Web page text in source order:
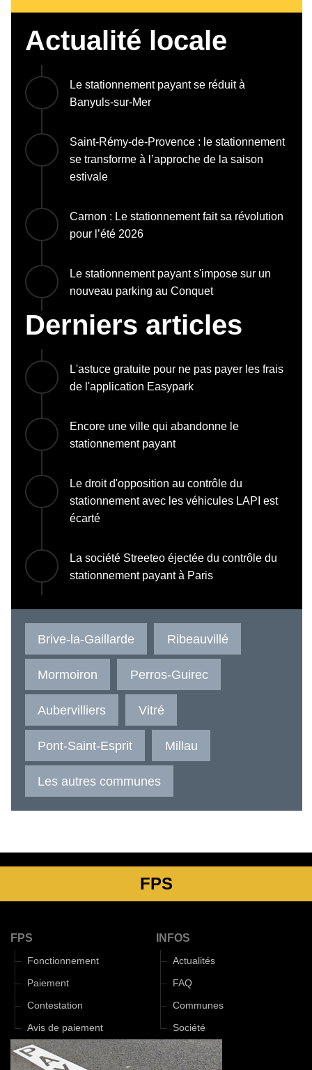
Actualité locale
Le stationnement payant se réduit à
Banyuls-sur-Mer
Saint-Rémy-de-Provence : le stationnement
se transforme à l’approche de la saison
estivale
Carnon : Le stationnement fait sa révolution
pour l’été 2026
Le stationnement payant s'impose sur un
nouveau parking au Conquet
Derniers articles
L'astuce gratuite pour ne pas payer les frais
de l'application Easypark
Encore une ville qui abandonne le
stationnement payant
Le droit d'opposition au contrôle du
stationnement avec les véhicules LAPI est
écarté
La société Streeteo éjectée du contrôle du
stationnement payant à Paris
Brive-la-Gaillarde Ribeauvillé
Mormoiron Perros-Guirec
Aubervilliers Vitré
Pont-Saint-Esprit Millau
Les autres communes
FPS
FPS
Fonctionnement
Paiement
Contestation
Avis de paiement
INFOS
Actualités
FAQ
Communes
Société